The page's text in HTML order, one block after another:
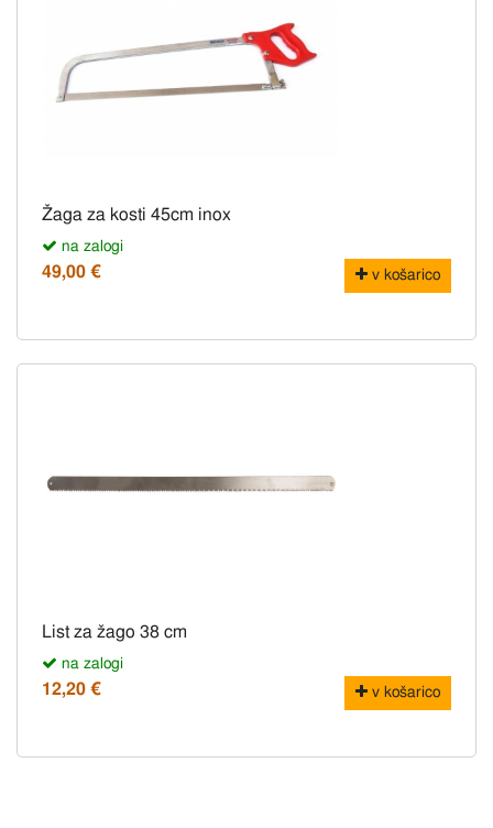
Žaga za kosti 45cm inox
na zalogi
49,00 € v košarico
List za žago 38 cm
na zalogi
12,20 € v košarico